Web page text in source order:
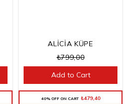
ALİCİA KÜPE
₺799,00
40% OFF ON CART ₺479,40
Add to Cart